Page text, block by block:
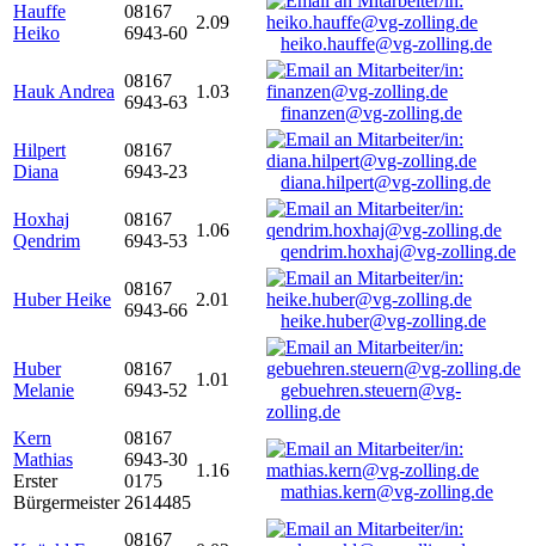
Hauffe
Heiko
08167
6943-60
2.09
heiko.hauffe@vg-zolling.de
Hauk Andrea
08167
6943-63
1.03
finanzen@vg-zolling.de
Hilpert
Diana
08167
6943-23
diana.hilpert@vg-zolling.de
Hoxhaj
Qendrim
08167
6943-53
1.06
qendrim.hoxhaj@vg-zolling.de
Huber Heike
08167
6943-66
2.01
heike.huber@vg-zolling.de
Huber
Melanie
08167
6943-52
1.01
gebuehren.steuern@vg-
zolling.de
Kern
Mathias
Erster
Bürgermeister
08167
6943-30
0175
2614485
1.16
mathias.kern@vg-zolling.de
08167